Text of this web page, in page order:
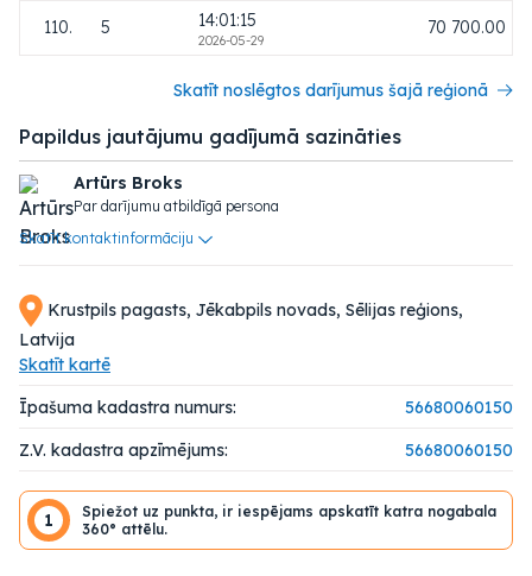
Krustpils pagasts, Jēkabpils novads, Sēlijas reģions,
Latvija
Skatīt kartē
Īpašuma kadastra numurs:
56680060150
Z.V. kadastra apzīmējums:
56680060150
1
Spiežot uz punkta, ir iespējams apskatīt katra nogabala
360° attēlu.
110. 5 14:01:15
2026-05-29
70 700.00
Skatīt noslēgtos darījumus šajā reģionā
Papildus jautājumu gadījumā sazināties
Artūrs Broks
Par darījumu atbildīgā persona
Skatīt kontaktinformāciju